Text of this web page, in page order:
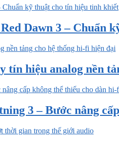
Dawn 3 – Chuẩn
tín hiệu analog nền
3 – Bước nâng